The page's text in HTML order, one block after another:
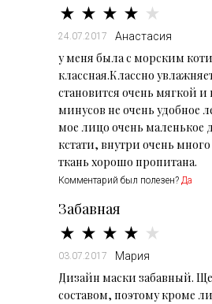
24.07.2017 Анастасия
у меня была с морским
классная.Классно
становится очень мягкой
минусов не очень удобное
мое лицо очень маленькое
кстати, внутри очень
ткань хорошо пропитана.
Комментарий был полезен? Да
Забавная
03.07.2017 Мария
Дизайн маски забавный.
составом, поэтому кроме